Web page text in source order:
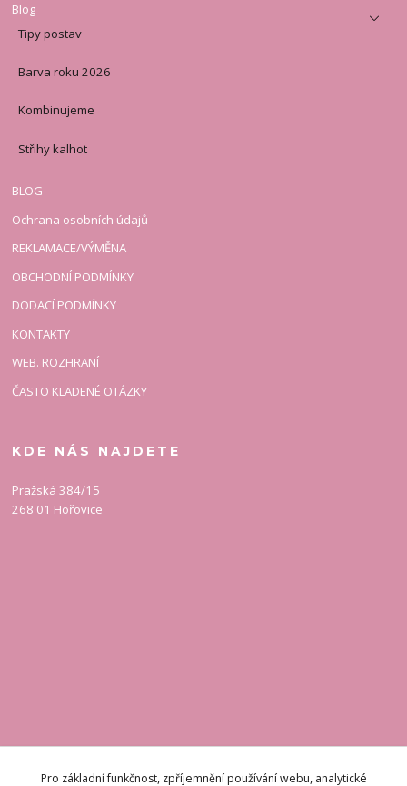
Blog
Tipy postav
Barva roku 2026
Kombinujeme
Střihy kalhot
BLOG
Ochrana osobních údajů
REKLAMACE/VÝMĚNA
OBCHODNÍ PODMÍNKY
DODACÍ PODMÍNKY
KONTAKTY
WEB. ROZHRANÍ
ČASTO KLADENÉ OTÁZKY
KDE NÁS NAJDETE
Pražská 384/15
268 01 Hořovice
KONTAKT
Pro základní funkčnost, zpříjemnění používání webu, analytické